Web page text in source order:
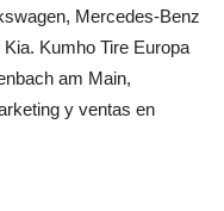
Mercedes-Benz
Kumho Tire Europa
am Main,
y ventas en